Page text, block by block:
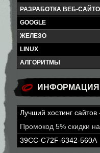
РАЗРАБОТКА ВЕБ-
GOOGLE
ЖЕЛЕЗО
LINUX
АЛГОРИТМЫ
ИНФОРМАЦИЯ
Лучший хостинг сайтов
Промокод 5% скидки на
39CC-C72F-6342-560A